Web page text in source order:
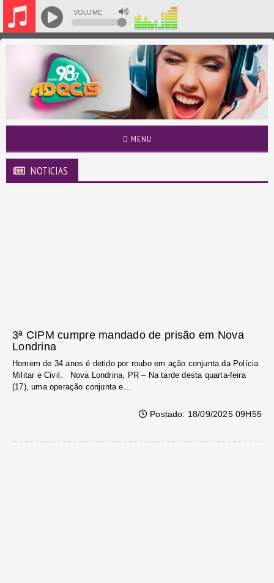
VOLUME
MENU
NOTICIAS
3ª CIPM cumpre mandado de prisão em Nova
Londrina
Homem de 34 anos é detido por roubo em ação conjunta da Polícia
Militar e Civil. Nova Londrina, PR – Na tarde desta quarta-feira
(17), uma operação conjunta e...
Postado: 18/09/2025 09H55